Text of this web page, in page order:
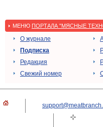
МЕНЮ ПОРТАЛА "МЯСНЫЕ
О журнале
Подписка
Редакция
Свежий номер